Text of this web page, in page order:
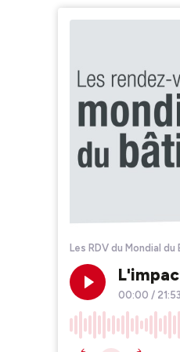
Les RDV du Mondial
00:00 / 21:53